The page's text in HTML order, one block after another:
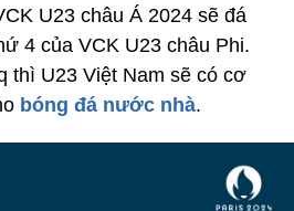
U23 châu Á 2024 sẽ đá
4 của VCK U23 châu Phi.
thì U23 Việt Nam sẽ có cơ
bóng đá nước nhà.